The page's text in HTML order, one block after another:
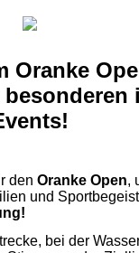
Oranke
den Oranke Open,
und
bei der